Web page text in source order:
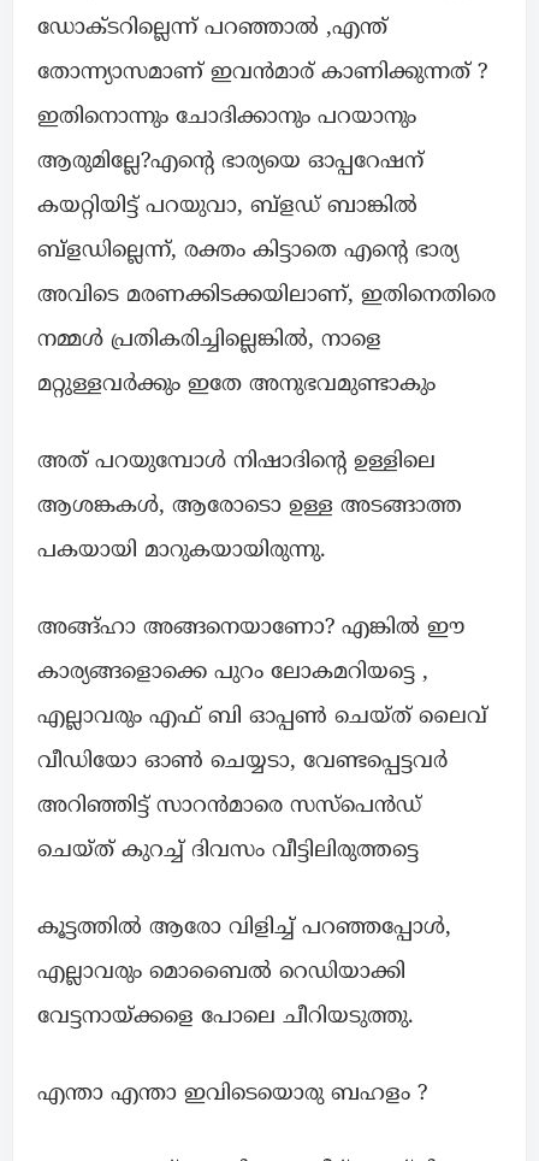
ഡോക്ടറില്ലെന്ന് പറഞ്ഞാൽ ,എന്ത്
തോന്ന്യാസമാണ് ഇവൻമാര് കാണിക്കുന്നത് ?
ഇതിനൊന്നും ചോദിക്കാനും പറയാനും
ആരുമില്ലേ?എൻ്റെ ഭാര്യയെ ഓപ്പറേഷന്
കയറ്റിയിട്ട് പറയുവാ, ബ്ളഡ് ബാങ്കിൽ
ബ്ളഡില്ലെന്ന്, രക്തം കിട്ടാതെ എൻ്റെ ഭാര്യ
അവിടെ മരണക്കിടക്കയിലാണ്, ഇതിനെതിരെ
നമ്മൾ പ്രതികരിച്ചില്ലെങ്കിൽ, നാളെ
മറ്റുള്ളവർക്കും ഇതേ അനുഭവമുണ്ടാകും
അത് പറയുമ്പോൾ നിഷാദിൻ്റെ ഉള്ളിലെ
ആശങ്കകൾ, ആരോടൊ ഉള്ള അടങ്ങാത്ത
പകയായി മാറുകയായിരുന്നു.
അങ്ങ്ഹാ അങ്ങനെയാണോ? എങ്കിൽ ഈ
കാര്യങ്ങളൊക്കെ പുറം ലോകമറിയട്ടെ ,
എല്ലാവരും എഫ് ബി ഓപ്പൺ ചെയ്ത് ലൈവ്
വീഡിയോ ഓൺ ചെയ്യടാ, വേണ്ടപ്പെട്ടവർ
അറിഞ്ഞിട്ട് സാറൻമാരെ സസ്പെൻഡ്
ചെയ്ത് കുറച്ച് ദിവസം വീട്ടിലിരുത്തട്ടെ
കൂട്ടത്തിൽ ആരോ വിളിച്ച് പറഞ്ഞപ്പോൾ,
എല്ലാവരും മൊബൈൽ റെഡിയാക്കി
വേട്ടനായ്ക്കളെ പോലെ ചീറിയടുത്തു.
എന്താ എന്താ ഇവിടെയൊരു ബഹളം ?